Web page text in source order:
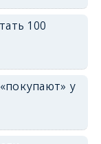
100
у